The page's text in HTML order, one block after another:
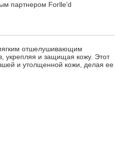
партнером Forlle’d
отшелушивающим
укрепляя и защищая кожу. Этот
и утолщенной кожи, делая ее